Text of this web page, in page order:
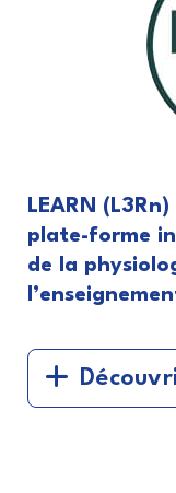
LEARN
plate-forme
de la